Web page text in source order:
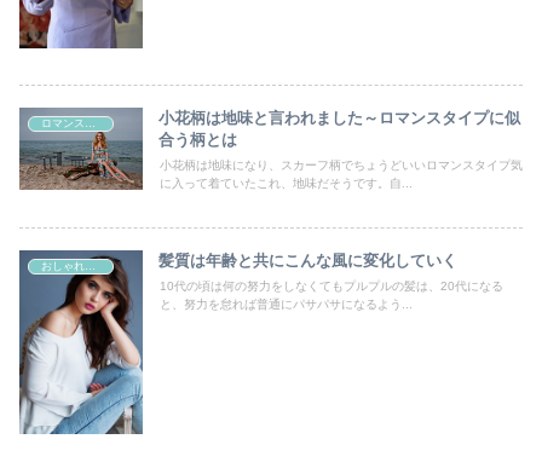
小花柄は地味と言われました～ロマンスタイプに似
合う柄とは
小花柄は地味になり、スカーフ柄でちょうどいいロマンスタイプ気
に入って着ていたこれ、地味だそうです。自...
髪質は年齢と共にこんな風に変化していく
10代の頃は何の努力をしなくてもプルプルの髪は、20代になる
と、努力を怠れば普通にパサパサになるよう...